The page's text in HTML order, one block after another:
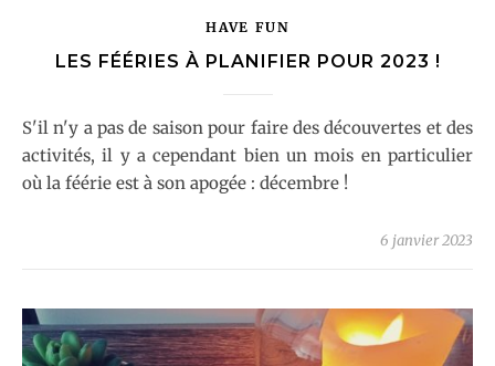
HAVE FUN
LES FÉÉRIES À PLANIFIER POUR 2023 !
S'il n'y a pas de saison pour faire des découvertes et des
activités, il y a cependant bien un mois en particulier
où la féérie est à son apogée : décembre !
6 janvier 2023